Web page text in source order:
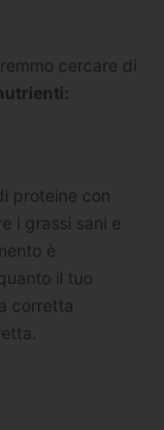
cercare di
proteine ​​con
i grassi sani e
è
il tuo
corretta